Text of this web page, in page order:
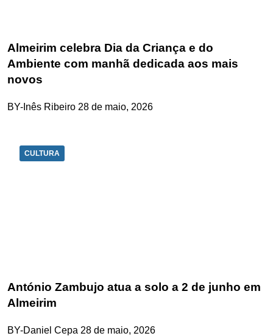
Almeirim celebra Dia da Criança e do
Ambiente com manhã dedicada aos mais
novos
BY-Inês Ribeiro 28 de maio, 2026
CULTURA
António Zambujo atua a solo a 2 de junho em
Almeirim
BY-Daniel Cepa 28 de maio, 2026